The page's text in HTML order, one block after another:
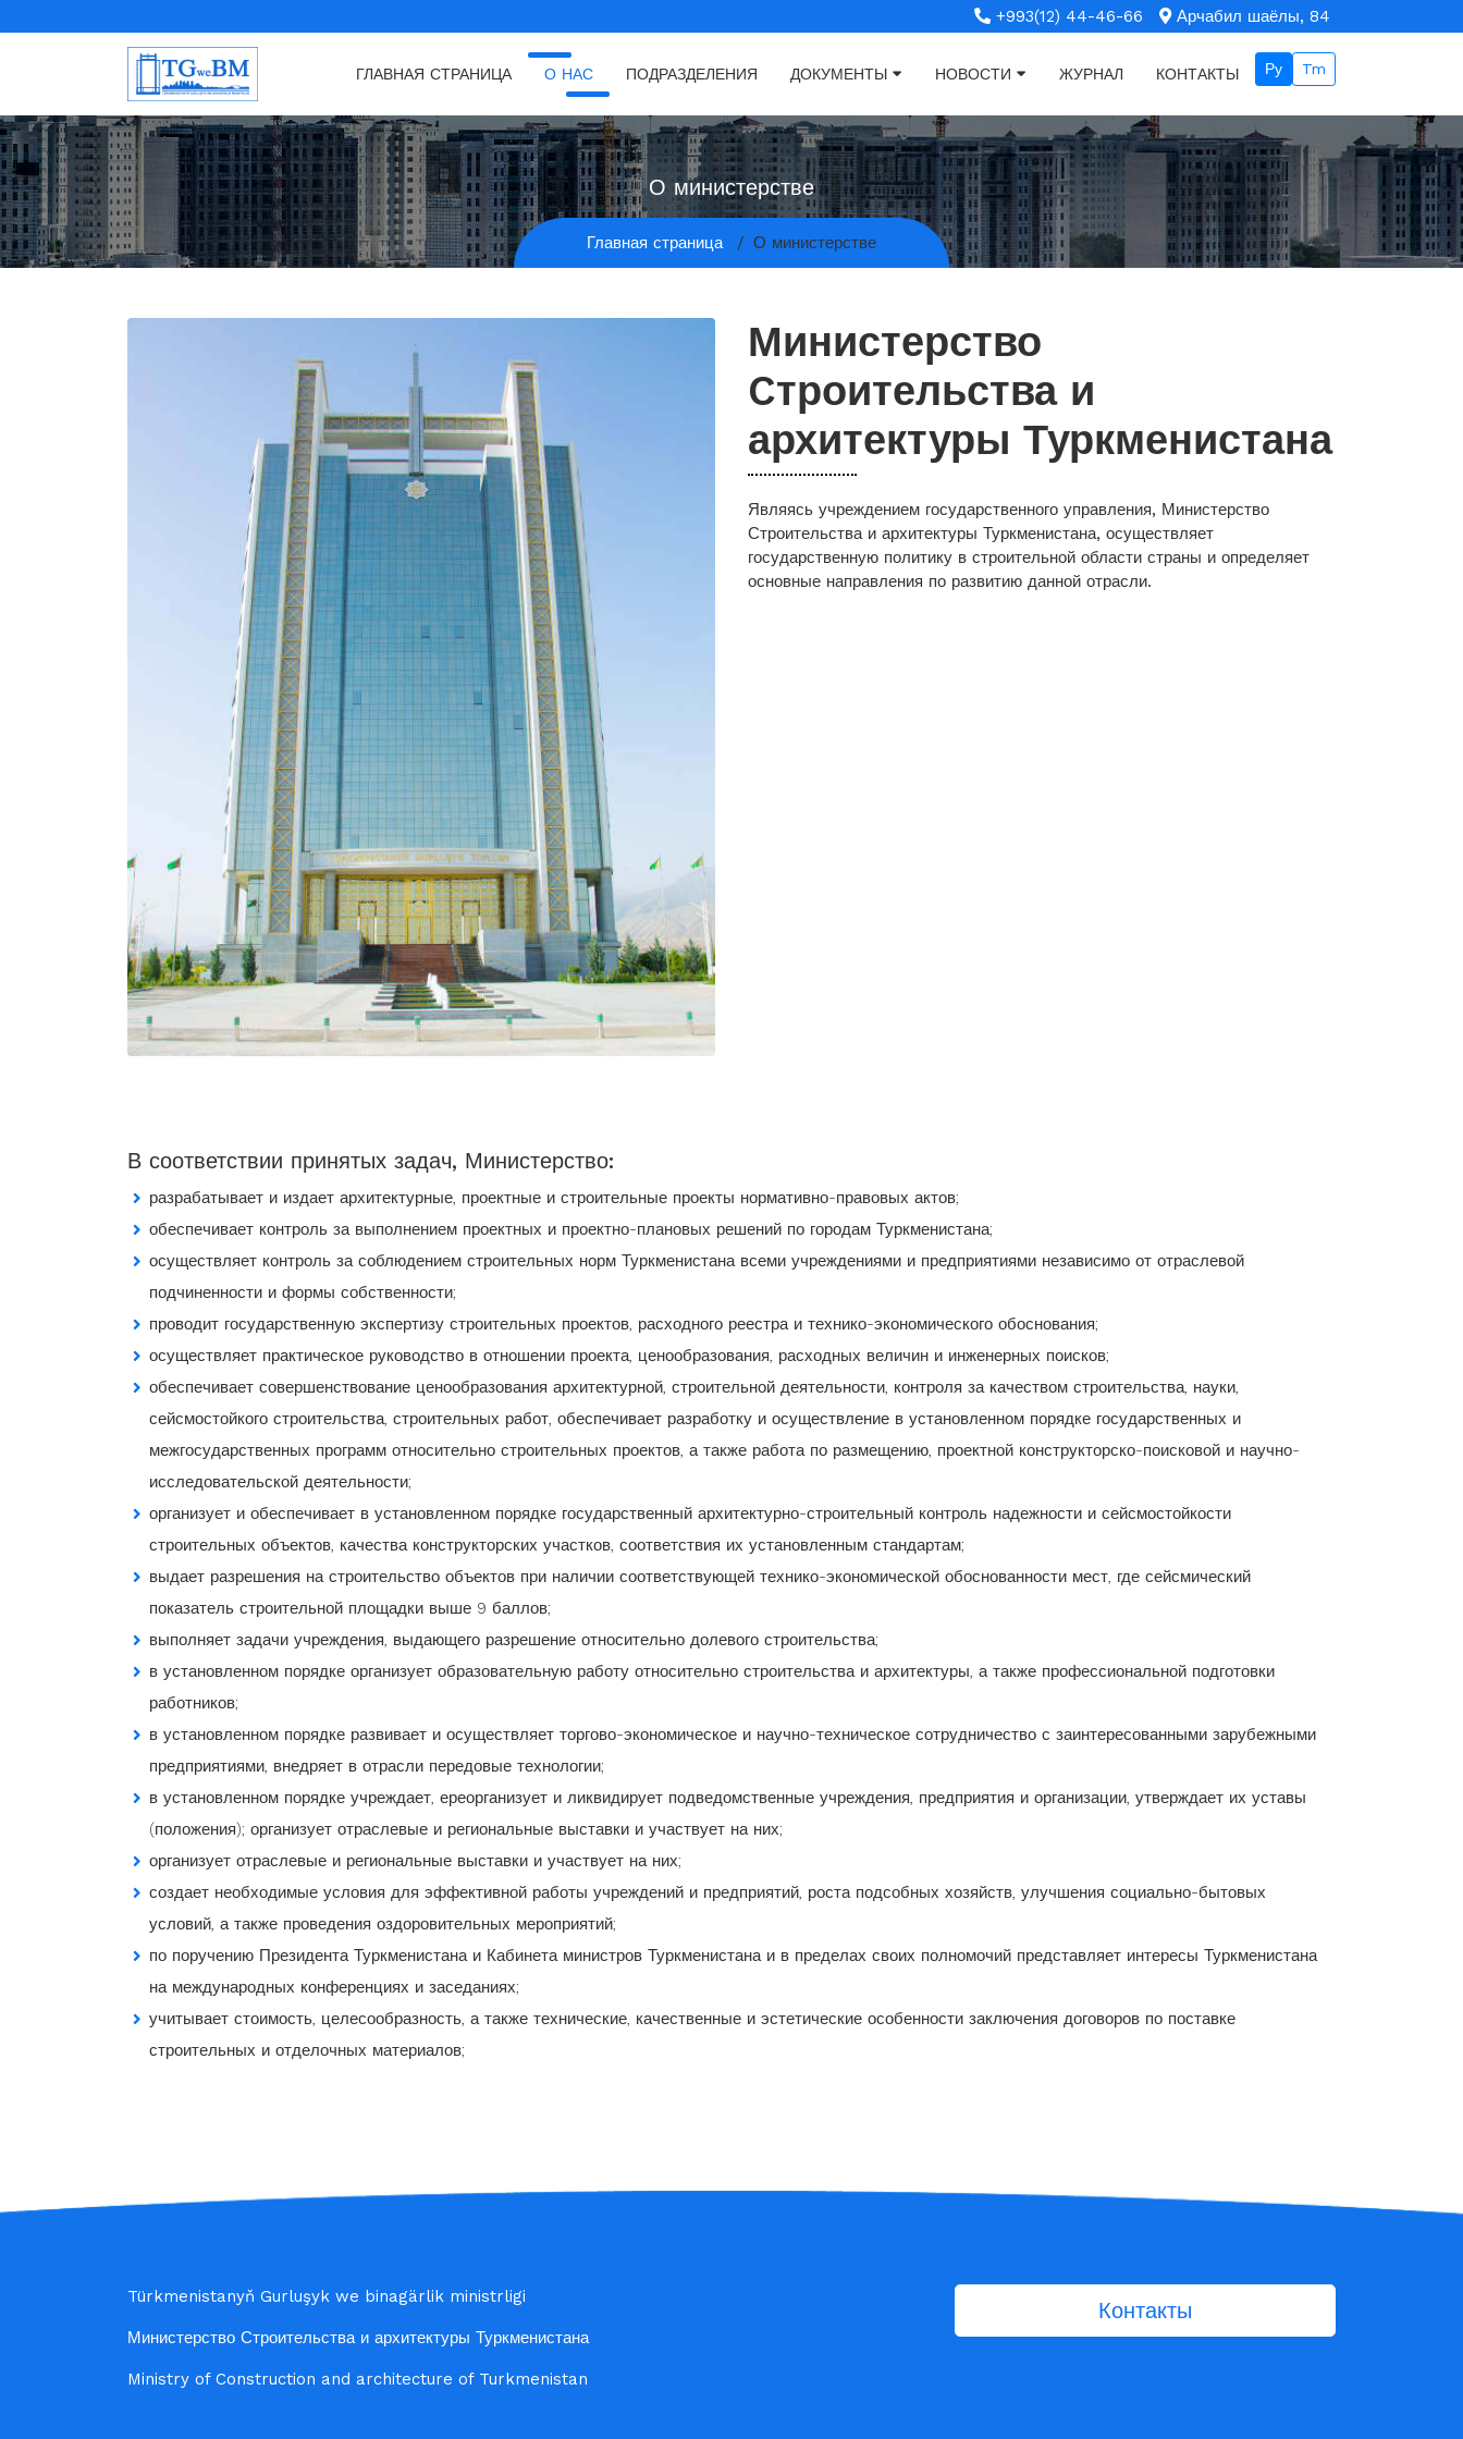
+993(12) 44-46-66 Арчабил шаёлы, 84
ГЛАВНАЯ СТРАНИЦА О НАС ПОДРАЗДЕЛЕНИЯ ДОКУМЕНТЫ НОВОСТИ ЖУРНАЛ КОНТАКТЫ Ру Tm
О министерстве
Главная страница О министерстве
Министерство
Cтроительства и
архитектуры Туркменистана
Являясь учреждением государственного управления, Министерство
Строительства и архитектуры Туркменистана, осуществляет
государственную политику в строительной области страны и определяет
основные направления по развитию данной отрасли.
В соответствии принятых задач, Министерство:
разрабатывает и издает архитектурные, проектные и строительные проекты нормативно-правовых актов;
обеспечивает контроль за выполнением проектных и проектно-плановых решений по городам Туркменистана;
осуществляет контроль за соблюдением строительных норм Туркменистана всеми учреждениями и предприятиями независимо от отраслевой
подчиненности и формы собственности;
проводит государственную экспертизу строительных проектов, расходного реестра и технико-экономического обоснования;
осуществляет практическое руководство в отношении проекта, ценообразования, расходных величин и инженерных поисков;
обеспечивает совершенствование ценообразования архитектурной, строительной деятельности, контроля за качеством строительства, науки,
сейсмостойкого строительства, строительных работ, обеспечивает разработку и осуществление в установленном порядке государственных и
межгосударственных программ относительно строительных проектов, а также работа по размещению, проектной конструкторско-поисковой и научно-
исследовательской деятельности;
организует и обеспечивает в установленном порядке государственный архитектурно-строительный контроль надежности и сейсмостойкости
строительных объектов, качества конструкторских участков, соответствия их установленным стандартам;
выдает разрешения на строительство объектов при наличии соответствующей технико-экономической обоснованности мест, где сейсмический
показатель строительной площадки выше 9 баллов;
выполняет задачи учреждения, выдающего разрешение относительно долевого строительства;
в установленном порядке организует образовательную работу относительно строительства и архитектуры, а также профессиональной подготовки
работников;
в установленном порядке развивает и осуществляет торгово-экономическое и научно-техническое сотрудничество с заинтересованными зарубежными
предприятиями, внедряет в отрасли передовые технологии;
в установленном порядке учреждает, ереорганизует и ликвидирует подведомственные учреждения, предприятия и организации, утверждает их уставы
(положения); организует отраслевые и региональные выставки и участвует на них;
организует отраслевые и региональные выставки и участвует на них;
создает необходимые условия для эффективной работы учреждений и предприятий, роста подсобных хозяйств, улучшения социально-бытовых
условий, а также проведения оздоровительных мероприятий;
по поручению Президента Туркменистана и Кабинета министров Туркменистана и в пределах своих полномочий представляет интересы Туркменистана
на международных конференциях и заседаниях;
учитывает стоимость, целесообразность, а также технические, качественные и эстетические особенности заключения договоров по поставке
строительных и отделочных материалов;
Türkmenistanyň Gurluşyk we binagärlik ministrligi
Министерство Строительства и архитектуры Туркменистана
Ministry of Construction and architecture of Turkmenistan
Контакты